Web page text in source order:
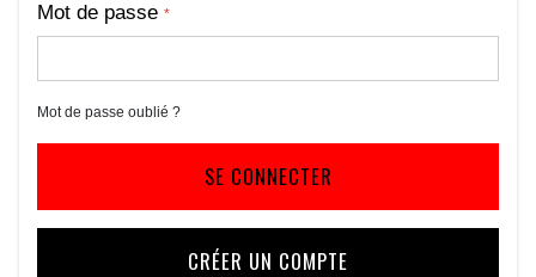
Mot de passe
Mot de passe oublié ?
SE CONNECTER
CRÉER UN COMPTE